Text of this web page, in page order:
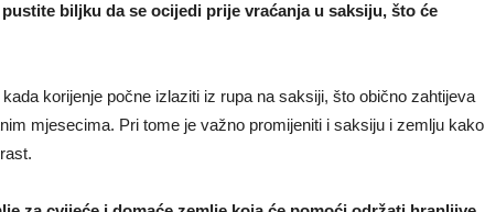
biljku da se ocijedi prije vraćanja u saksiju, što će
korijenje počne izlaziti iz rupa na saksiji, što obično zahtijeva
mjesecima. Pri tome je važno promijeniti i saksiju i zemlju kako